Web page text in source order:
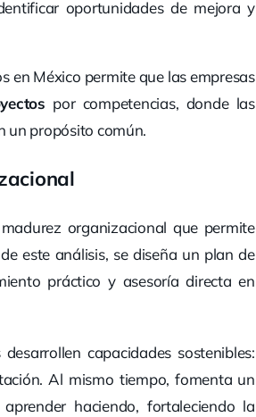
oportunidades de mejora y
en México permite que las empresas
por competencias, donde las
un propósito común.
organizacional que permite
este análisis, se diseña un plan de
práctico y asesoría directa en
capacidades sostenibles:
Al mismo tiempo, fomenta un
haciendo, fortaleciendo la